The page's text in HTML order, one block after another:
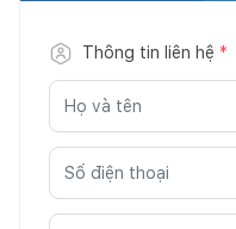
Thông tin liên hệ *